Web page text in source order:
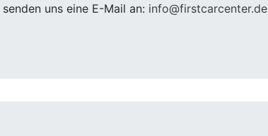
uns eine E-Mail an: info@firstcarcenter.de